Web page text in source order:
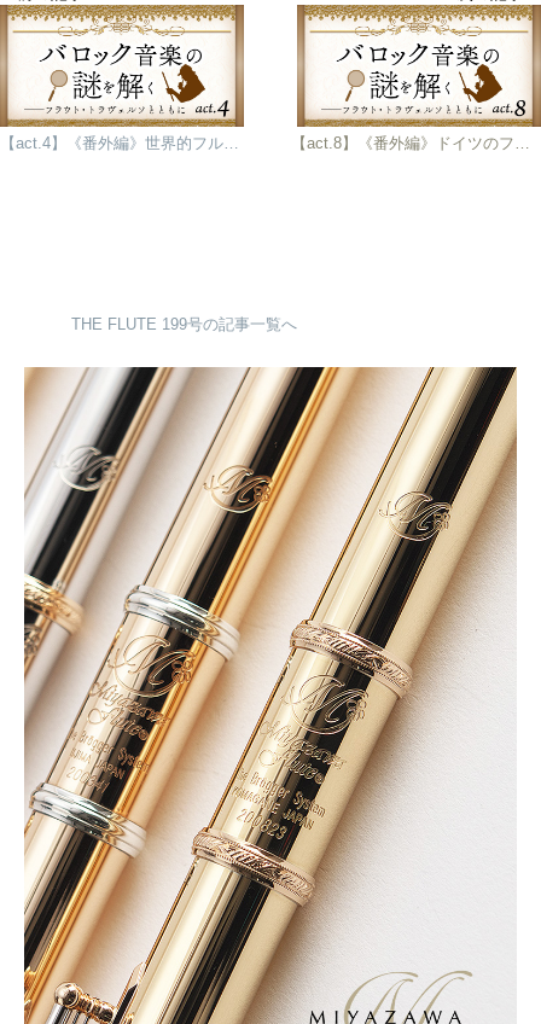
【act.4】《番外編》世界的フルート奏者 ヘンリック・ヴィーゼさんに訊く 【act.8】《番外編》ドイツのフラウト・トラヴェルソ奏者・教育者 カール・カイザー氏に訊く
THE FLUTE 199号の記事一覧へ